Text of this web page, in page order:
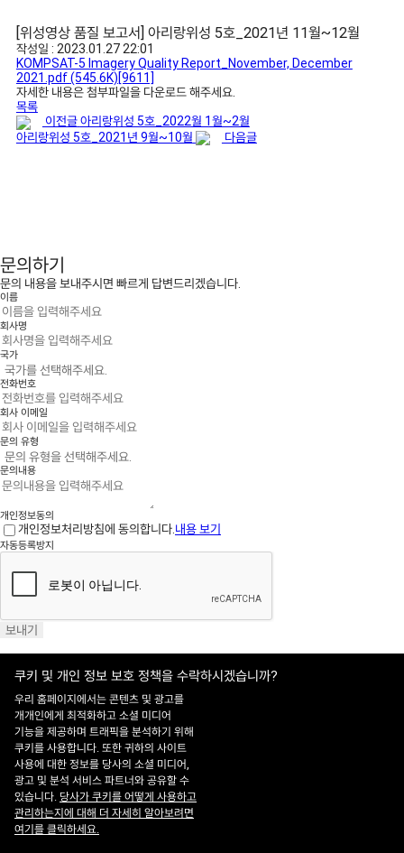
[위성영상 품질 보고서] 아리랑위성 5호_2021년 11월~12월
작성일 : 2023.01.27 22:01
KOMPSAT-5 Imagery Quality Report_November, December
2021.pdf(545.6K)[9611]
자세한 내용은 첨부파일을 다운로드 해주세요.
목록
이전글아리랑위성 5호_2022월 1월~2월
아리랑위성 5호_2021년 9월~10월
다음글
문의하기
문의 내용을 보내주시면 빠르게 답변드리겠습니다.
이름
회사명
국가
전화번호
회사 이메일
문의 유형
문의내용
개인정보동의
개인정보처리방침에 동의합니다. 내용 보기
자동등록방지
보내기
홈페이지 이용약관 ·
개인정보처리방침
ADDRESS : 대전 유성구 유성대로 1628번길 21 ㈜쎄트렉아이 3층
341-0401
Copyright 2025 SIIS. All rights reserved.
FAMILY SITE
Satrec Initiative
SI Analytics
쿠키 및 개인 정보 보호 정책을 수락하시겠습니까?
우리 홈페이지에서는 콘텐츠 및 광고를
개개인에게 최적화하고 소셜 미디어
기능을 제공하며 트래픽을 분석하기 위해
쿠키를 사용합니다. 또한 귀하의 사이트
사용에 대한 정보를 당사의 소셜 미디어,
광고 및 분석 서비스 파트너와 공유할 수
있습니다. 당사가 쿠키를 어떻게 사용하고
관리하는지에 대해 더 자세히 알아보려면
여기를 클릭하세요.